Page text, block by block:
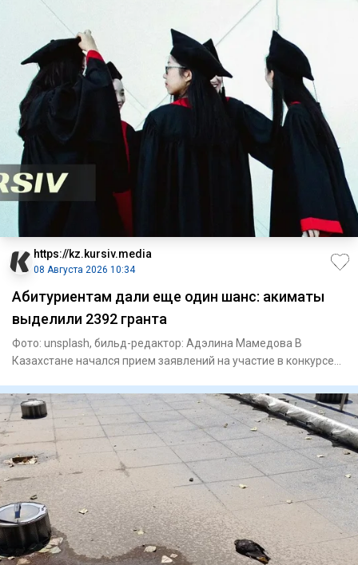
https://kz.kursiv.media
08 Августа 2026 10:34
Абитуриентам дали еще один шанс: акиматы
выделили 2392 гранта
Фото: unsplash, бильд-редактор: Адэлина Мамедова В
Казахстане начался прием заявлений на участие в конкурсе